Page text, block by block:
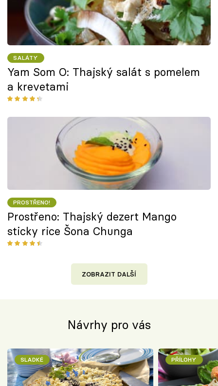
SALÁTY
Yam Som O: Thajský salát s pomelem
a krevetami
PROSTŘENO!
Prostřeno: Thajský dezert Mango
sticky rice Šona Chunga
ZOBRAZIT DALŠÍ
Návrhy pro vás
SLADKÉ PŘÍLOHY